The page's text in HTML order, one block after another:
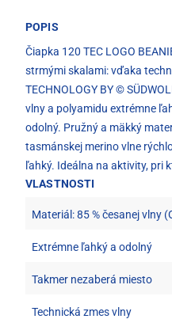
POPIS
Čiapka 120 TEC LOGO
strmými skalami: vďaka
TECHNOLOGY BY ©
vlny a polyamidu extrémne
odolný. Pružný a mäkký
tasmánskej merino vlne
ľahký. Ideálna na aktivity, pri
VLASTNOSTI
Materiál: 85 % česanej vlny
Extrémne ľahký a odolný
Takmer nezaberá miesto
Technická zmes vlny